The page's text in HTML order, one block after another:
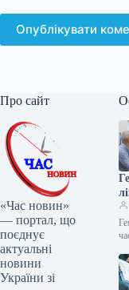
Опублікувати
Про сайт
«Час новин»
— портал, що
поєднує
актуальні
новини
України зі
та